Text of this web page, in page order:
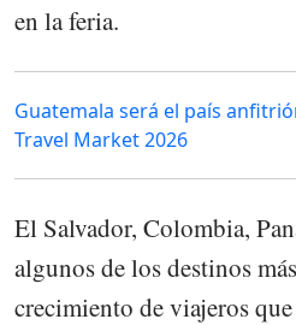
en la feria.
Guatemala será el país
Travel Market 2026
El Salvador, Colombia,
algunos de los destinos
crecimiento de viajeros